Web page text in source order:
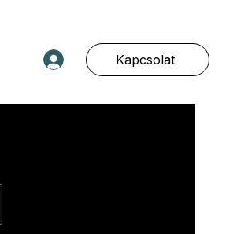
Kapcsolat